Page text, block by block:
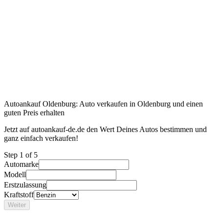
Autoankauf Oldenburg: Auto verkaufen in Oldenburg und einen
guten Preis erhalten
Jetzt auf autoankauf-de.de den Wert Deines Autos bestimmen und
ganz einfach verkaufen!
Step 1 of 5
Automarke
Modell
Erstzulassung
Kraftstoff
Weiter